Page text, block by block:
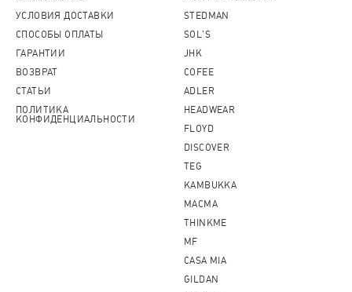
УСЛОВИЯ ДОСТАВКИ
СПОСОБЫ ОПЛАТЫ
ГАРАНТИИ
ВОЗВРАТ
СТАТЬИ
ПОЛИТИКА
КОНФИДЕНЦИАЛЬНОСТИ
STEDMAN
SOL'S
JHK
COFEE
ADLER
HEADWEAR
FLOYD
DISCOVER
TEG
KAMBUKKA
MACMA
THINKME
MF
CASA MIA
GILDAN